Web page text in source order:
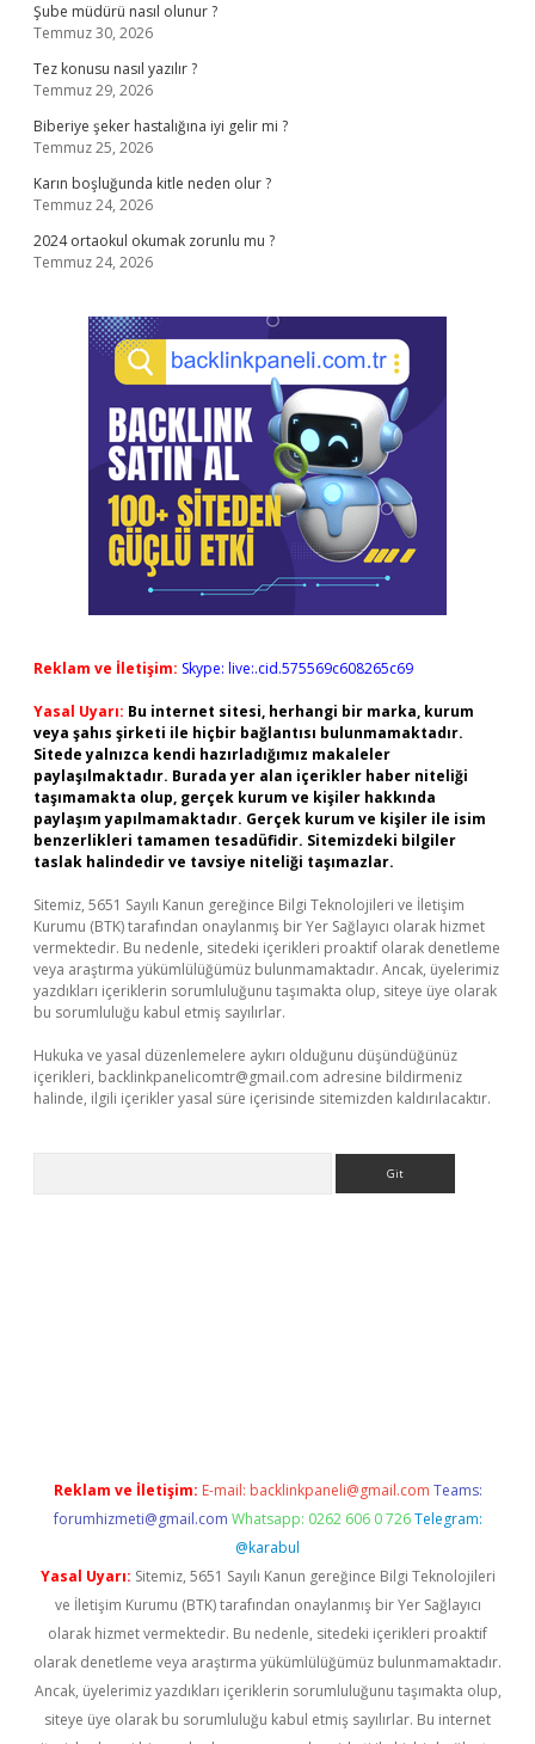
Şube müdürü nasıl olunur ?
Temmuz 30, 2026
Tez konusu nasıl yazılır ?
Temmuz 29, 2026
Biberiye şeker hastalığına iyi gelir mi ?
Temmuz 25, 2026
Karın boşluğunda kitle neden olur ?
Temmuz 24, 2026
2024 ortaokul okumak zorunlu mu ?
Temmuz 24, 2026
Reklam ve İletişim: Skype: live:.cid.575569c608265c69
Yasal Uyarı: Bu internet sitesi, herhangi bir marka, kurum
veya şahıs şirketi ile hiçbir bağlantısı bulunmamaktadır.
Sitede yalnızca kendi hazırladığımız makaleler
paylaşılmaktadır. Burada yer alan içerikler haber niteliği
taşımamakta olup, gerçek kurum ve kişiler hakkında
paylaşım yapılmamaktadır. Gerçek kurum ve kişiler ile isim
benzerlikleri tamamen tesadüfidir. Sitemizdeki bilgiler
taslak halindedir ve tavsiye niteliği taşımazlar.
Sitemiz, 5651 Sayılı Kanun gereğince Bilgi Teknolojileri ve İletişim
Kurumu (BTK) tarafından onaylanmış bir Yer Sağlayıcı olarak hizmet
vermektedir. Bu nedenle, sitedeki içerikleri proaktif olarak denetleme
veya araştırma yükümlülüğümüz bulunmamaktadır. Ancak, üyelerimiz
yazdıkları içeriklerin sorumluluğunu taşımakta olup, siteye üye olarak
bu sorumluluğu kabul etmiş sayılırlar.
Hukuka ve yasal düzenlemelere aykırı olduğunu düşündüğünüz
içerikleri, backlinkpanelicomtr@gmail.com adresine bildirmeniz
halinde, ilgili içerikler yasal süre içerisinde sitemizden kaldırılacaktır.
Reklam ve İletişim: E-mail: backlinkpaneli@gmail.com Teams:
forumhizmeti@gmail.com Whatsapp: 0262 606 0 726 Telegram:
@karabul
Yasal Uyarı: Sitemiz, 5651 Sayılı Kanun gereğince Bilgi Teknolojileri
ve İletişim Kurumu (BTK) tarafından onaylanmış bir Yer Sağlayıcı
olarak hizmet vermektedir. Bu nedenle, sitedeki içerikleri proaktif
olarak denetleme veya araştırma yükümlülüğümüz bulunmamaktadır.
Ancak, üyelerimiz yazdıkları içeriklerin sorumluluğunu taşımakta olup,
siteye üye olarak bu sorumluluğu kabul etmiş sayılırlar. Bu internet